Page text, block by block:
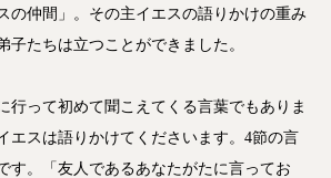
の仲間」。その主イエスの語りかけの重み
子たちは立つことができました。
行って初めて聞こえてくる言葉でもありま
エスは語りかけてくださいます。4節の言
す。「友人であるあなたがたに言ってお